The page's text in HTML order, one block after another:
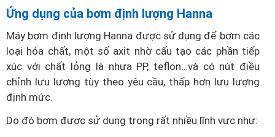
Ứng dụng của bơm định lượng Hanna
Máy bơm định lượng Hanna được sử dụng để bơm các
loại hóa chất, một số axit nhờ cấu tạo các phần tiếp
xúc với chất lỏng là nhựa PP, teflon…và có nút điều
chỉnh lưu lượng tùy theo yêu cầu, thấp hơn lưu lượng
định mức.
Do đó bơm được sử dụng trong rất nhiều lĩnh vực như: